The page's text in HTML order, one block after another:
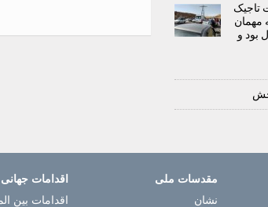
تاجیک
مهمان
بود و
مقدسات ملی
نشان
اقدامات
اقدامات بین